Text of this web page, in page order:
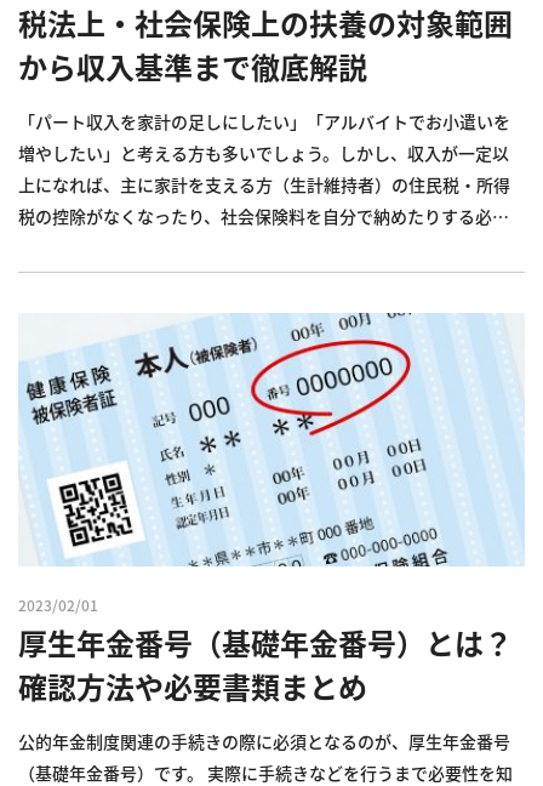
税法上・社会保険上の扶養の対象範囲
から収入基準まで徹底解説
「パート収入を家計の足しにしたい」「アルバイトでお小遣いを
増やしたい」と考える方も多いでしょう。しかし、収入が一定以
上になれば、主に家計を支える方（生計維持者）の住民税・所得
税の控除がなくなったり、社会保険料を自分で納めたりする必要
解説します。税法上・社会保険上の扶養が適用できる家族の範囲
2023/02/01
厚生年金番号（基礎年金番号）とは？
確認方法や必要書類まとめ
公的年金制度関連の手続きの際に必須となるのが、厚生年金番号
（基礎年金番号）です。 実際に手続きなどを行うまで必要性を知